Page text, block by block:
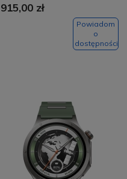
915,00 zł
Powiadom
o
dostępności